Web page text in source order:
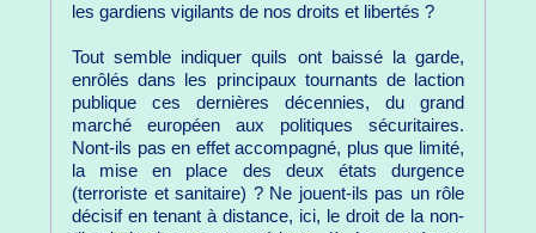
les gardiens vigilants de nos droits et libertés ?
Tout semble indiquer quils ont baissé la garde,
enrôlés dans les principaux tournants de laction
publique ces dernières décennies, du grand
marché européen aux politiques sécuritaires.
Nont-ils pas en effet accompagné, plus que limité,
la mise en place des deux états durgence
(terroriste et sanitaire) ? Ne jouent-ils pas un rôle
décisif en tenant à distance, ici, le droit de la non-